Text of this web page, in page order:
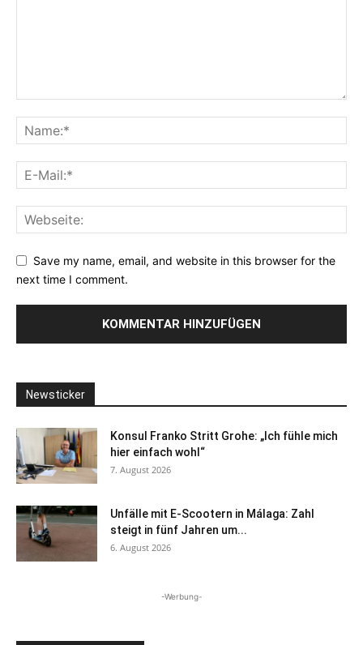
Save my name, email, and website in this browser for the
next time I comment.
Newsticker
Konsul Franko Stritt Grohe: „Ich fühle mich
hier einfach wohl“
7. August 2026
Unfälle mit E-Scootern in Málaga: Zahl
steigt in fünf Jahren um...
6. August 2026
-Werbung-